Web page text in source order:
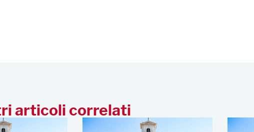
articoli correlati